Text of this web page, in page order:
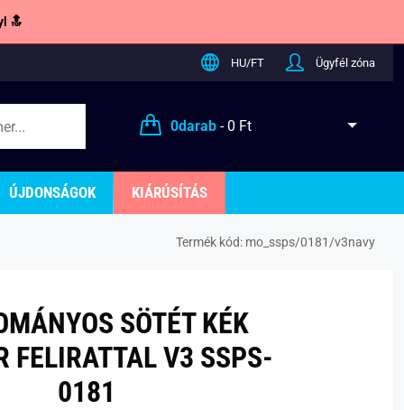
🔝
HU/FT Ügyfél zóna
0darab- 0 Ft
ÚJDONSÁGOK KIÁRÚSÍTÁS
Termék kód: mo_ssps/0181/v3navy
SÖTÉT KÉK
FELIRATTAL V3 SSPS-
0181